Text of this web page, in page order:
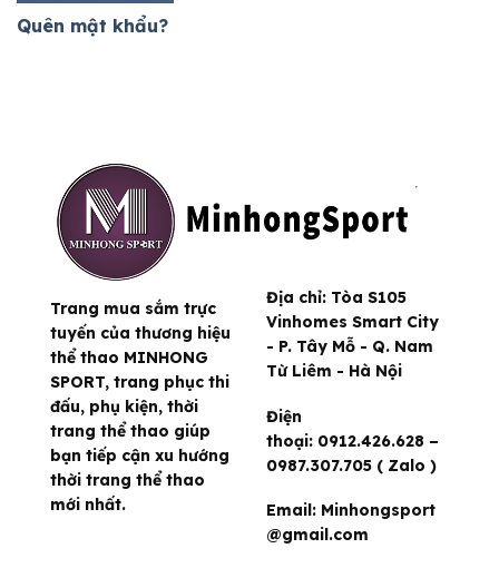
Quên mật khẩu?
Trang mua sắm trực
tuyến của thương hiệu
thể thao MINHONG
SPORT, trang phục thi
đấu, phụ kiện, thời
trang thể thao giúp
bạn tiếp cận xu hướng
thời trang thể thao
mới nhất.
Địa chỉ: Tòa S105
Vinhomes Smart City
- P. Tây Mỗ - Q. Nam
Từ Liêm - Hà Nội
Điện
thoại: 0912.426.628 –
0987.307.705 ( Zalo )
Email: Minhongsport
@gmail.com